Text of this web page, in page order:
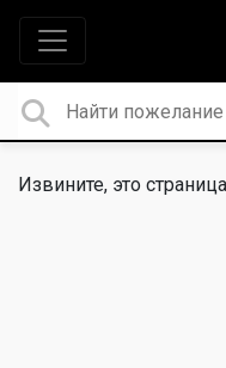
Извините, это